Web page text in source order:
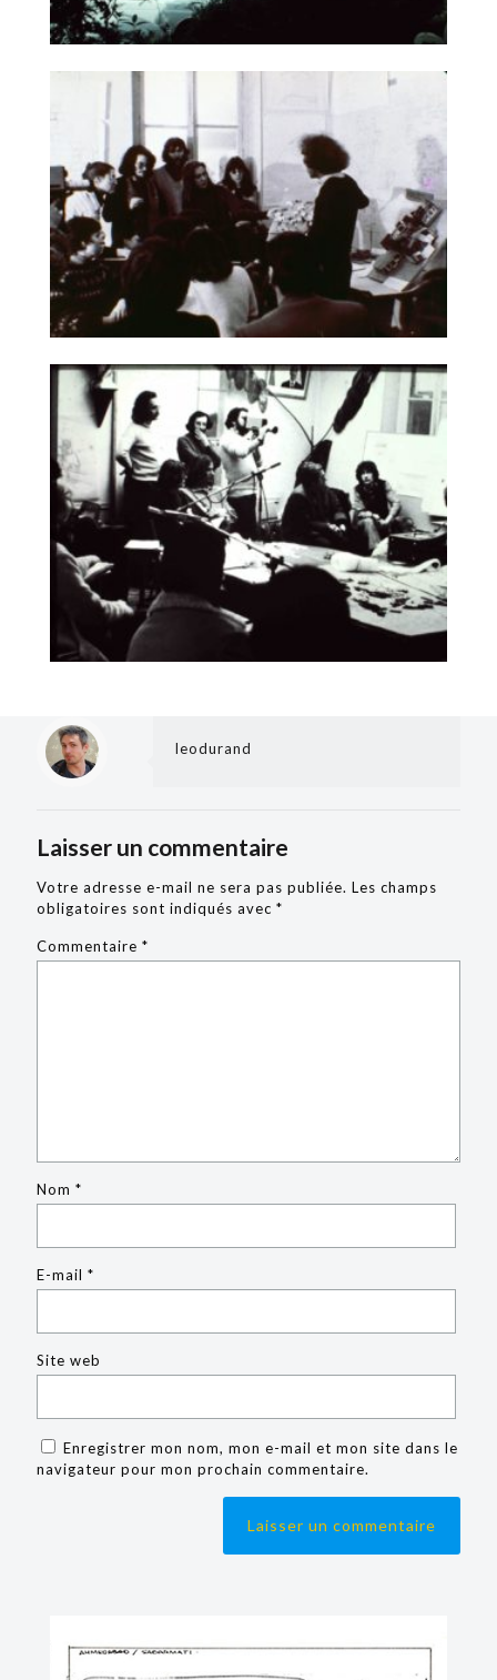
leodurand
Laisser un commentaire
Votre adresse e-mail ne sera pas publiée. Les champs
obligatoires sont indiqués avec *
Commentaire *
Nom *
E-mail *
Site web
Enregistrer mon nom, mon e-mail et mon site dans le
navigateur pour mon prochain commentaire.